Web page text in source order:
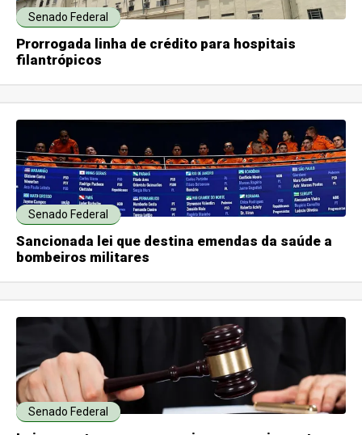
Senado Federal
Prorrogada linha de crédito para hospitais
filantrópicos
Senado Federal
Sancionada lei que destina emendas da saúde a
bombeiros militares
Senado Federal